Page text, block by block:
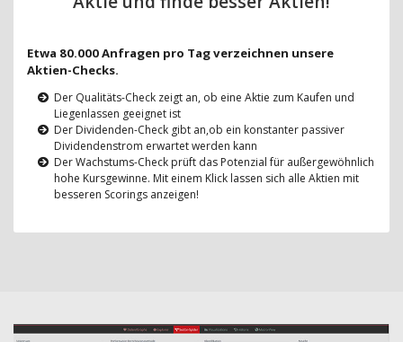
Etwa 80.000 Anfragen pro Tag verzeichnen unsere
Aktien-Checks.
Der Qualitäts-Check zeigt an, ob eine Aktie zum Kaufen und
Liegenlassen geeignet ist
Der Dividenden-Check gibt an,ob ein konstanter passiver
Dividendenstrom erwartet werden kann
Der Wachstums-Check prüft das Potenzial für außergewöhnlich
hohe Kursgewinne. Mit einem Klick lassen sich alle Aktien mit
besseren Scorings anzeigen!